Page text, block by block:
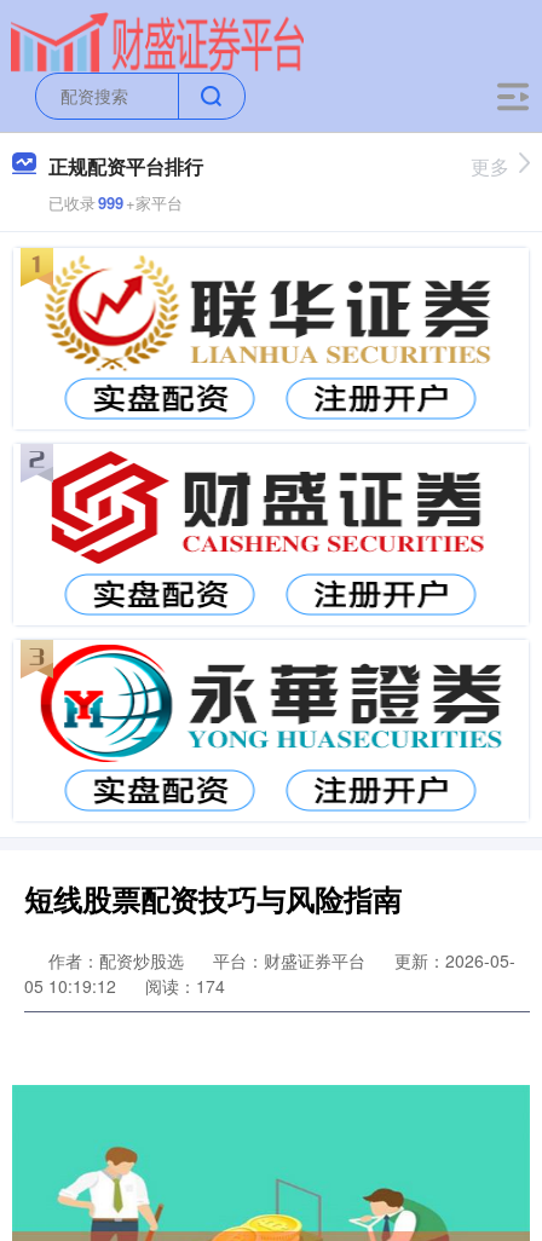
正规配资平台排行
已收录999+家平台
更多
短线股票配资技巧与风险指南
作者：配资炒股选 平台：财盛证券平台
更新：2026-05-
05 10:19:12
阅读：174